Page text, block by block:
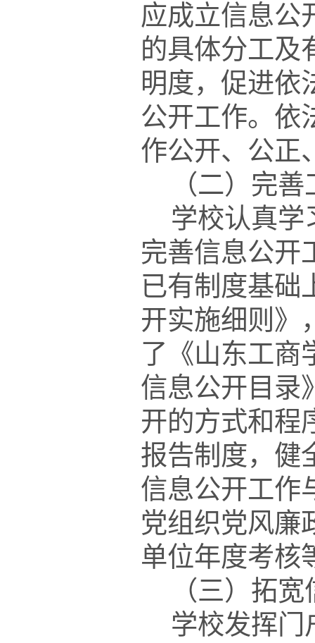
应成立信息公
的具体分工及
明度，促进依
公开工作。依
作公开、公正
（二）完
学校认真学
完善信息公开
已有制度基础
开实施细则》
了《山东工商
信息公开目录
开的方式和程
报告制度，健
信息公开工作
党组织党风廉
单位年度考核
（三）拓
学校发挥门